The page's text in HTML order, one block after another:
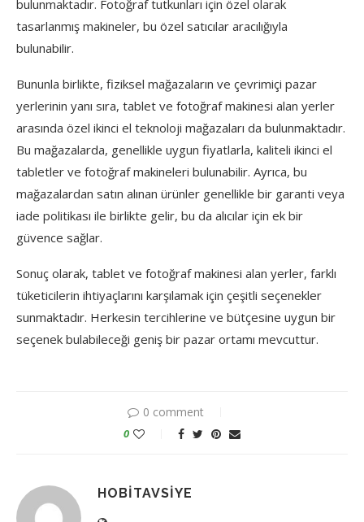
bulunmaktadır. Fotoğraf tutkunları için özel olarak
tasarlanmış makineler, bu özel satıcılar aracılığıyla
bulunabilir.
Bununla birlikte, fiziksel mağazaların ve çevrimiçi pazar
yerlerinin yanı sıra, tablet ve fotoğraf makinesi alan yerler
arasında özel ikinci el teknoloji mağazaları da bulunmaktadır.
Bu mağazalarda, genellikle uygun fiyatlarla, kaliteli ikinci el
tabletler ve fotoğraf makineleri bulunabilir. Ayrıca, bu
mağazalardan satın alınan ürünler genellikle bir garanti veya
iade politikası ile birlikte gelir, bu da alıcılar için ek bir
güvence sağlar.
Sonuç olarak, tablet ve fotoğraf makinesi alan yerler, farklı
tüketicilerin ihtiyaçlarını karşılamak için çeşitli seçenekler
sunmaktadır. Herkesin tercihlerine ve bütçesine uygun bir
seçenek bulabileceği geniş bir pazar ortamı mevcuttur.
0 comment
0
HOBITAVSIYE